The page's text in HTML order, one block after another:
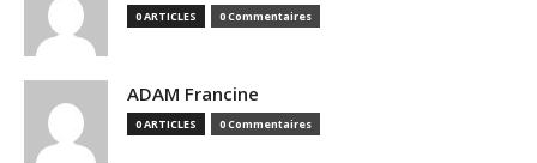
0 ARTICLES 0 Commentaires
ADAM Francine
0 ARTICLES 0 Commentaires